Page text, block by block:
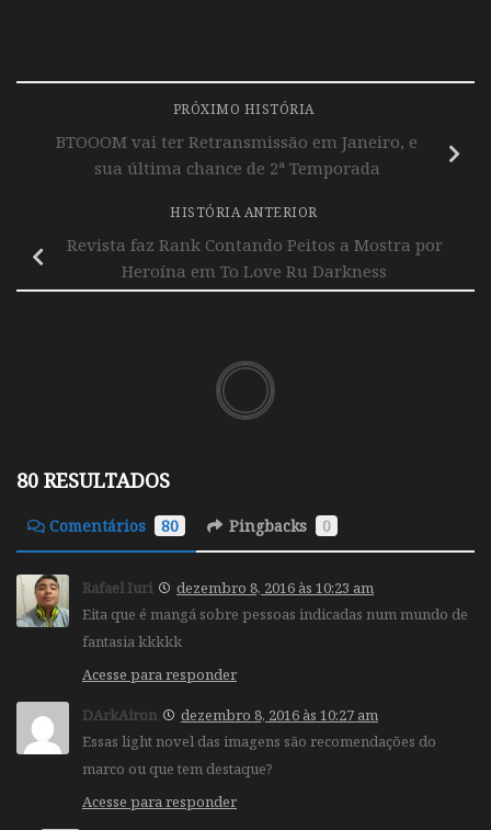
PRÓXIMO HISTÓRIA
BTOOOM vai ter Retransmissão em Janeiro, e
sua última chance de 2ª Temporada
HISTÓRIA ANTERIOR
Revista faz Rank Contando Peitos a Mostra por
Heroína em To Love Ru Darkness
80 RESULTADOS
Comentários 80 Pingbacks 0
Rafael Iuri
dezembro 8, 2016 às 10:23 am
Eita que é mangá sobre pessoas indicadas num mundo de
fantasia kkkkk
Acesse para responder
DArkAiron
dezembro 8, 2016 às 10:27 am
Essas light novel das imagens são recomendações do
marco ou que tem destaque?
Acesse para responder